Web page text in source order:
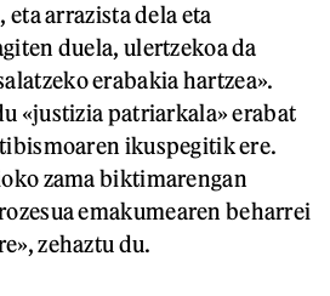
arrazista dela eta
duela, ulertzekoa da
erabakia hartzea».
«justizia patriarkala» erabat
ikuspegitik ere.
zama biktimarengan
emakumearen beharrei
zehaztu du.